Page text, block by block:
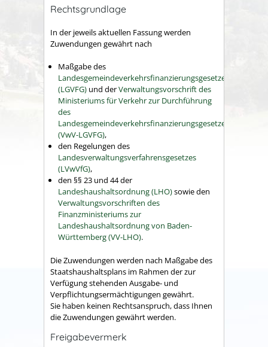
Rechtsgrundlage
In der jeweils aktuellen Fassung werden
Zuwendungen gewährt nach
Maßgabe des
Landesgemeindeverkehrsfinanzierungsgesetzes
(LGVFG) und derVerwaltungsvorschrift des
Ministeriums für Verkehr zur Durchführung
des
Landesgemeindeverkehrsfinanzierungsgesetzes
(VwV-LGVFG),
den Regelungen des
Landesverwaltungsverfahrensgesetzes
(LVwVfG),
den §§ 23 und 44 der
Landeshaushaltsordnung (LHO)sowie den
Verwaltungsvorschriften des
Finanzministeriums zur
Landeshaushaltsordnung von Baden-
Württemberg (VV-LHO).
Die Zuwendungen werden nach Maßgabe des
Staatshaushaltsplans im Rahmen der zur
Verfügung stehenden Ausgabe- und
Verpflichtungsermächtigungen gewährt.
Sie haben keinen Rechtsanspruch, dass Ihnen
die Zuwendungen gewährt werden.
Freigabevermerk